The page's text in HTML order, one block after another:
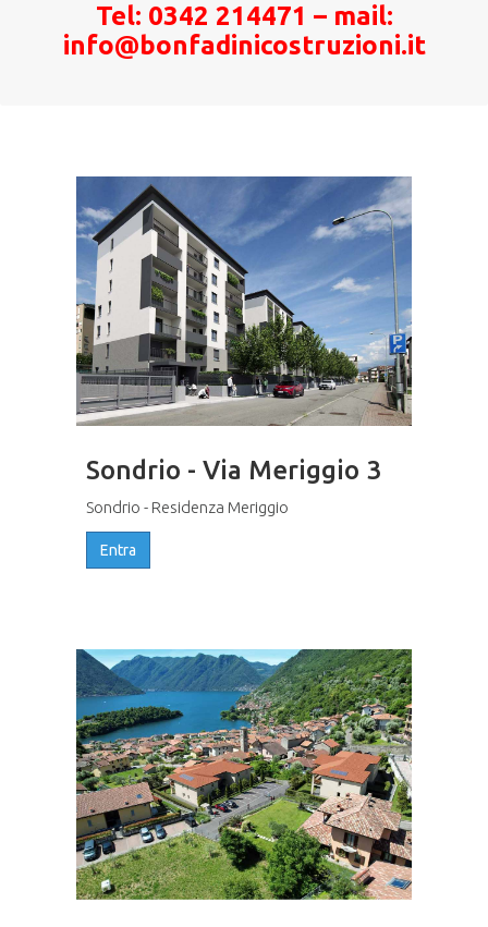
Tel: 0342 214471 – mail:
info@bonfadinicostruzioni.it
Sondrio - Via Meriggio 3
Sondrio - Residenza Meriggio
Entra